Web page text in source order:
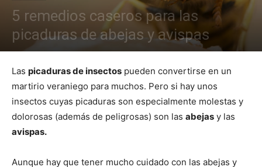
5 remedios caseros para las
picaduras de abejas y avispas
Las picaduras de insectos pueden convertirse en un
martirio veraniego para muchos. Pero si hay unos
insectos cuyas picaduras son especialmente molestas y
dolorosas (además de peligrosas) son las abejas y las
avispas.
Aunque hay que tener mucho cuidado con las abejas y